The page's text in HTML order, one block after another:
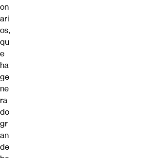
on
ari
os,
qu
e
ha
ge
ne
ra
do
gr
an
de